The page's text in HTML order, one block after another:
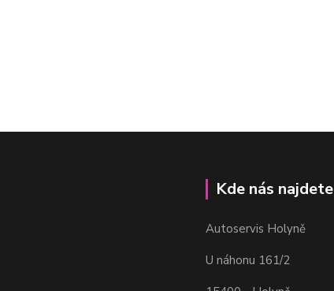
Kde nás najdete
Autoservis Holyně
U náhonu 161/2